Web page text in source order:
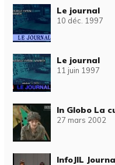
Le journal
10 déc. 1997
Le journal
11 juin 1997
In Globo La
27 mars 2002
InfoJIL